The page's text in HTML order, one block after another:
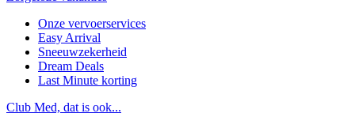
Onze vervoerservices
Easy Arrival
Sneeuwzekerheid
Dream Deals
Last Minute korting
Club Med, dat is ook...